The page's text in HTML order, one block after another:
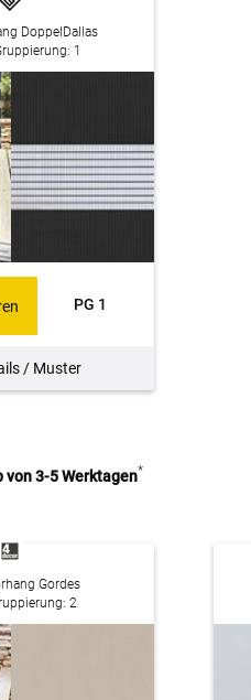
DoppelDallas
1
PG 1
/ Muster
3-5 Werktagen*
Gordes
2